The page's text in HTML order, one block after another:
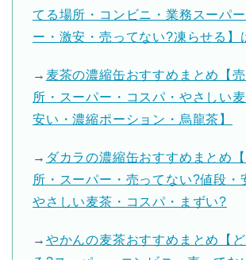
てる場所・コンビニ・業務スーパ
ー・激安・売ってない?凍らせる】
→ 麦茶の濃縮缶おすすめまとめ【
所・スーパー・コスパ・やさしい麦
安い・濃縮ポーション・烏龍茶】
→ ダカラの濃縮缶おすすめまとめ
所・スーパー・売ってない?値段・
やさしい麦茶・コスパ・まずい?
→ やかんの麦茶おすすめまとめ【